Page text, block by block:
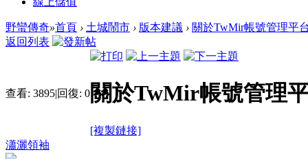
野蠻傳奇»首頁 › 土城鬧市 › 版本建議 › 關於TwMir帳號管理平
返回列表
查看: 3895|回復: 0 關於TwMir帳號管理
[複製鏈接]
瀟灑領袖